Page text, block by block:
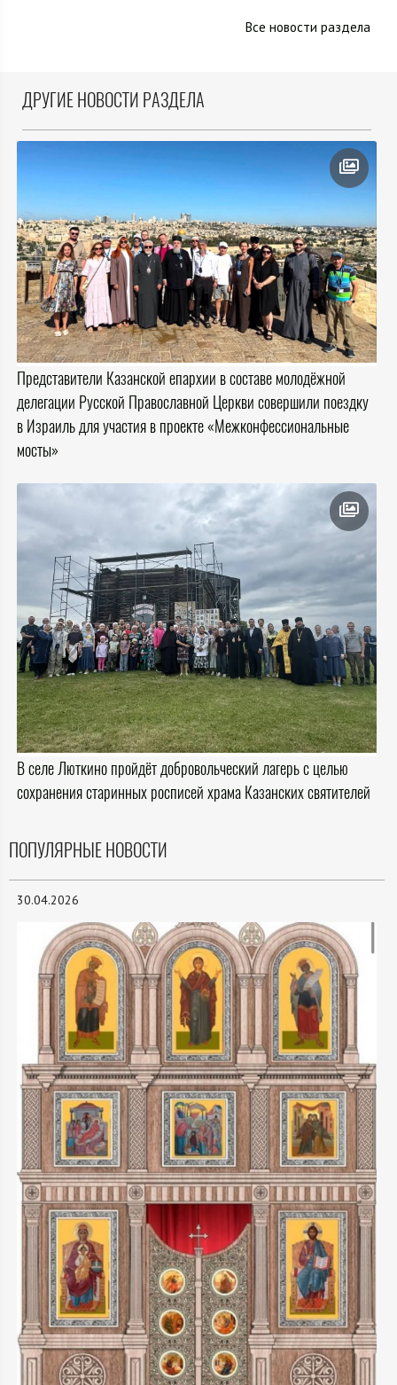
Все новости раздела
ДРУГИЕ НОВОСТИ РАЗДЕЛА
Представители Казанской епархии в составе молодёжной
делегации Русской Православной Церкви совершили поездку
в Израиль для участия в проекте «Межконфессиональные
мосты»
В селе Люткино пройдёт добровольческий лагерь с целью
сохранения старинных росписей храма Казанских святителей
ПОПУЛЯРНЫЕ НОВОСТИ
30.04.2026